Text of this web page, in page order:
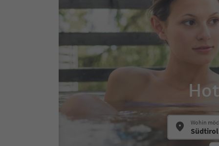
Wohin